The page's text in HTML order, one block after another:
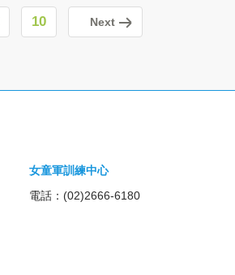
10 Next
女童軍訓練中心
電話：(02)2666-6180